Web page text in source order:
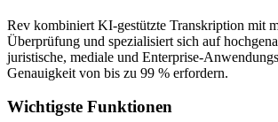
Rev kombiniert KI-gestützte Transkription mit
Überprüfung und spezialisiert sich auf
juristische, mediale und Enterprise-
Genauigkeit von bis zu 99 % erfordern.
Wichtigste Funktionen